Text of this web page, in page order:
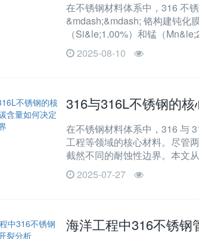
在不锈钢材料体系中，316 不
&mdash;&mdash; 铬构建钝化
（Si&le;1.00%）和锰（
2025-08-10
316与316L不锈钢的
在不锈钢材料体系中，316 与
工程等领域的核心材料。尽管
截然不同的耐蚀性边界。本文
2025-07-27
海洋工程中316不锈钢